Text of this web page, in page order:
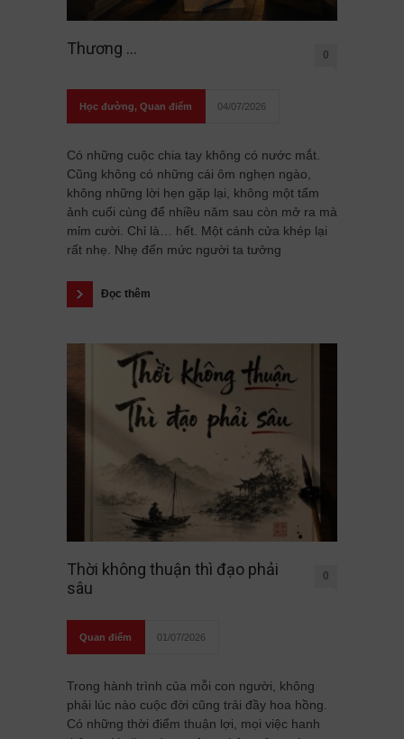
Thương … 0
Học đường, Quan điểm 04/07/2026
Có những cuộc chia tay không có nước mắt.
Cũng không có những cái ôm nghẹn ngào,
không những lời hẹn gặp lại, không một tấm
ảnh cuối cùng để nhiều năm sau còn mở ra mà
mỉm cười. Chỉ là… hết. Một cánh cửa khép lại
rất nhẹ. Nhẹ đến mức người ta tưởng
Đọc thêm
Thời không thuận thì đạo phải
sâu
0
Quan điểm 01/07/2026
Trong hành trình của mỗi con người, không
phải lúc nào cuộc đời cũng trải đầy hoa hồng.
Có những thời điểm thuận lợi, mọi việc hanh